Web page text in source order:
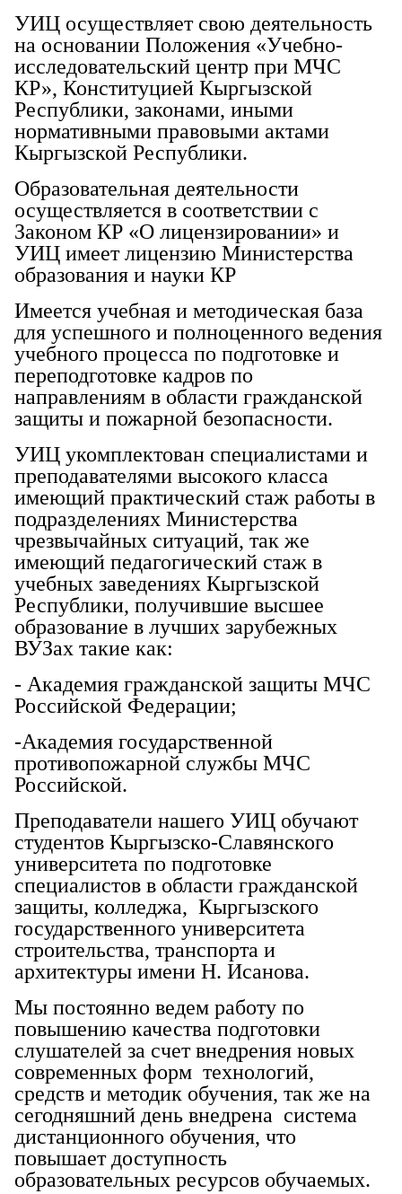
УИЦ осуществляет свою деятельность
на основании Положения «Учебно-
исследовательский центр при МЧС
КР», Конституцией Кыргызской
Республики, законами, иными
нормативными правовыми актами
Кыргызской Республики.
Образовательная деятельности
осуществляется в соответствии с
Законом КР «О лицензировании» и
УИЦ имеет лицензию Министерства
образования и науки КР
Имеется учебная и методическая база
для успешного и полноценного ведения
учебного процесса по подготовке и
переподготовке кадров по
направлениям в области гражданской
защиты и пожарной безопасности.
УИЦ укомплектован специалистами и
преподавателями высокого класса
имеющий практический стаж работы в
подразделениях Министерства
чрезвычайных ситуаций, так же
имеющий педагогический стаж в
учебных заведениях Кыргызской
Республики, получившие высшее
образование в лучших зарубежных
ВУЗах такие как:
- Академия гражданской защиты МЧС
Российской Федерации;
-Академия государственной
противопожарной службы МЧС
Российской.
Преподаватели нашего УИЦ обучают
студентов Кыргызско-Славянского
университета по подготовке
специалистов в области гражданской
защиты, колледжа, Кыргызского
государственного университета
строительства, транспорта и
архитектуры имени Н. Исанова.
Мы постоянно ведем работу по
повышению качества подготовки
слушателей за счет внедрения новых
современных форм технологий,
средств и методик обучения, так же на
сегодняшний день внедрена система
дистанционного обучения, что
повышает доступность
образовательных ресурсов обучаемых.